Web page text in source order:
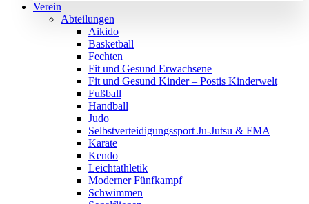
Verein
Abteilungen
Aikido
Basketball
Fechten
Fit und Gesund Erwachsene
Fit und Gesund Kinder – Postis Kinderwelt
Fußball
Handball
Judo
Selbstverteidigungssport Ju-Jutsu & FMA
Karate
Kendo
Leichtathletik
Moderner Fünfkampf
Schwimmen